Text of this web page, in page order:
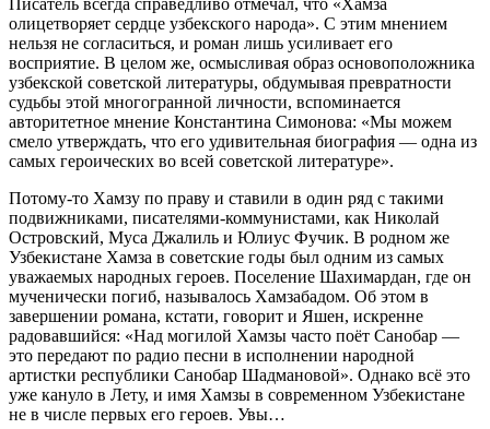
олицетворяет сердце узбекского народа». С этим мнением
нельзя не согласиться, и роман лишь усиливает его
восприятие. В целом же, осмысливая образ основоположника
узбекской советской литературы, обдумывая превратности
судьбы этой многогранной личности, вспоминается
авторитетное мнение Константина Симонова: «Мы можем
смело утверждать, что его удивительная биография — одна из
самых героических во всей советской литературе».
Потому-то Хамзу по праву и ставили в один ряд с такими
подвижниками, писателями-коммунистами, как Николай
Островский, Муса Джалиль и Юлиус Фучик. В родном же
Узбекистане Хамза в советские годы был одним из самых
уважаемых народных героев. Поселение Шахимардан, где он
мученически погиб, называлось Хамзабадом. Об этом в
завершении романа, кстати, говорит и Яшен, искренне
радовавшийся: «Над могилой Хамзы часто поёт Санобар —
это передают по радио песни в исполнении народной
артистки республики Санобар Шадмановой». Однако всё это
уже кануло в Лету, и имя Хамзы в современном Узбекистане
не в числе первых его героев. Увы…